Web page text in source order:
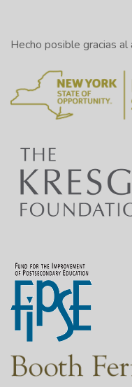
Hecho posible gracias al